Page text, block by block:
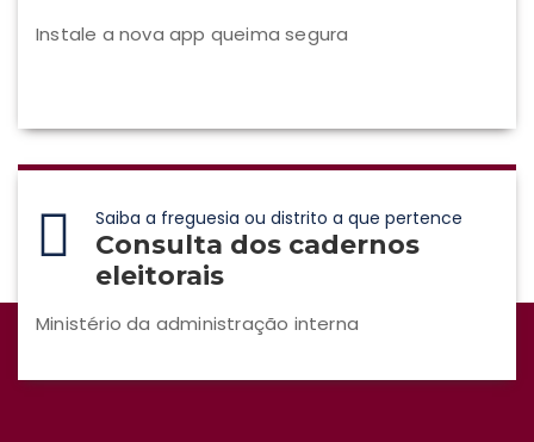
Instale a nova app queima segura
Saiba a freguesia ou distrito a que pertence
Consulta dos cadernos
eleitorais
Ministério da administração interna